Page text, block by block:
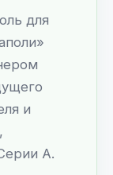
для
и
А.